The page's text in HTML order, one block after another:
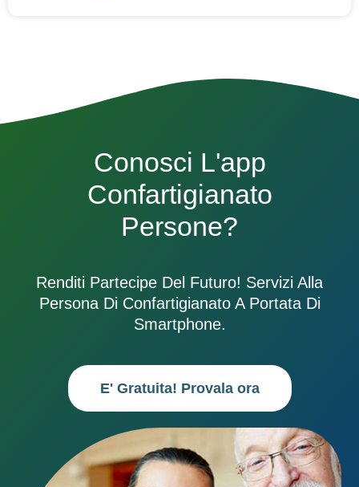
Conosci L'app
Confartigianato
Persone?
Renditi Partecipe Del Futuro! Servizi Alla
Persona Di Confartigianato A Portata Di
Smartphone.
E' Gratuita! Provala ora